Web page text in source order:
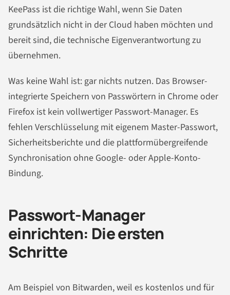
KeePass ist die richtige Wahl, wenn Sie Daten
grundsätzlich nicht in der Cloud haben möchten und
bereit sind, die technische Eigenverantwortung zu
übernehmen.
Was keine Wahl ist: gar nichts nutzen. Das Browser-
integrierte Speichern von Passwörtern in Chrome oder
Firefox ist kein vollwertiger Passwort-Manager. Es
fehlen Verschlüsselung mit eigenem Master-Passwort,
Sicherheitsberichte und die plattformübergreifende
Synchronisation ohne Google- oder Apple-Konto-
Bindung.
Passwort-Manager
einrichten: Die ersten
Schritte
Am Beispiel von Bitwarden, weil es kostenlos und für